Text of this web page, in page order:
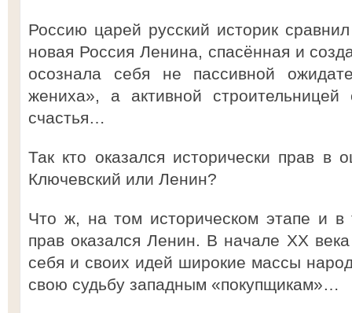
Россию царей русский историк
новая Россия Ленина, спасённая и
осознала себя не пассивной
жениха», а активной
счастья…
Так кто оказался исторически прав в
Ключевский или Ленин?
Что ж, на том историческом этапе и в
прав оказался Ленин. В начале ХХ
себя и своих идей широкие массы
свою судьбу западным «покупщикам»…